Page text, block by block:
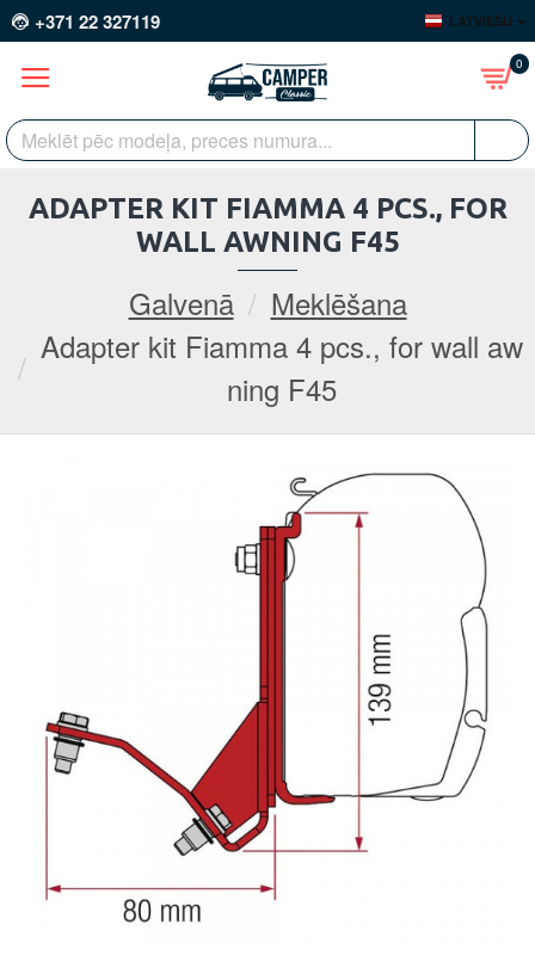
+371 22 327119 LATVIEŠU
0
Galvenā
Meklēšana
Adapter kit Fiamma 4 pcs., for wall aw
ning F45
ADAPTER KIT FIAMMA 4 PCS., FOR
WALL AWNING F45